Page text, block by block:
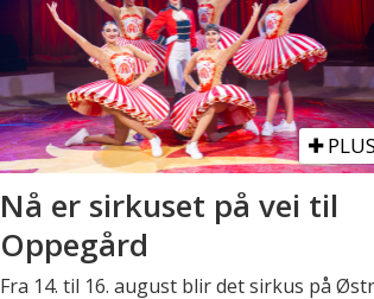
Nå er sirkuset på vei til
Oppegård
Fra 14. til 16. august blir det sirkus på